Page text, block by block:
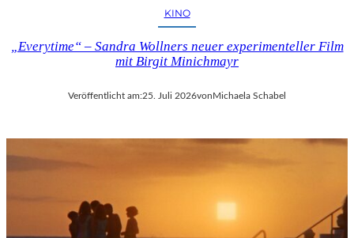
KINO
„Everytime“ – Sandra Wollners neuer experimenteller Film
mit Birgit Minichmayr
Veröffentlicht am:25. Juli 2026vonMichaela Schabel